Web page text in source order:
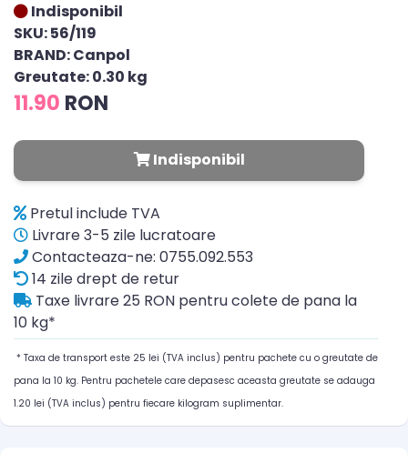
Indisponibil
SKU: 56/119
BRAND: Canpol
Greutate: 0.30 kg
11.90 RON
Indisponibil
Pretul include TVA
Livrare 3-5 zile lucratoare
Contacteaza-ne: 0755.092.553
14 zile drept de retur
Taxe livrare 25 RON pentru colete de pana la
10 kg*
* Taxa de transport este 25 lei (TVA inclus) pentru pachete cu o greutate de
pana la 10 kg. Pentru pachetele care depasesc aceasta greutate se adauga
1.20 lei (TVA inclus) pentru fiecare kilogram suplimentar.